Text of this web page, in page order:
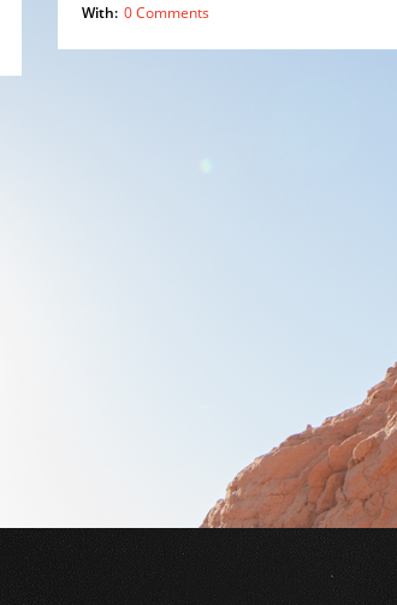
With: 0 Comments